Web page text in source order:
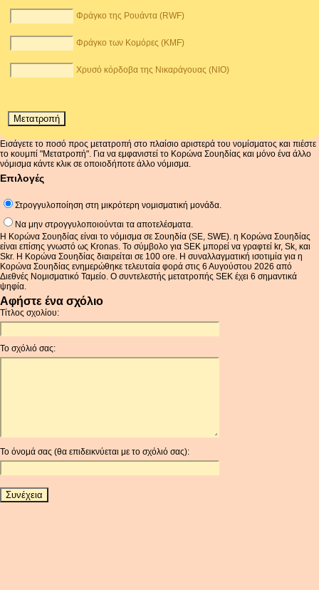
Φράγκο της Ρουάντα (RWF)
Φράγκο των Κομόρες (KMF)
Χρυσό κόρδοβα της Νικαράγουας (NIO)
Εισάγετε το ποσό προς μετατροπή στο πλαίσιο αριστερά του νομίσματος και πιέστε
το κουμπί "Μετατροπή". Για να εμφανιστεί το Κορώνα Σουηδίας και μόνο ένα άλλο
νόμισμα κάντε κλικ σε οποιοδήποτε άλλο νόμισμα.
Επιλογές
Στρογγυλοποίηση στη μικρότερη νομισματική μονάδα.
Να μην στρογγυλοποιούνται τα αποτελέσματα.
Η Κορώνα Σουηδίας είναι το νόμισμα σε Σουηδία (SE, SWE). η Κορώνα Σουηδίας
είναι επίσης γνωστό ως Kronas. Το σύμβολο για SEK μπορεί να γραφτεί kr, Sk, και
Skr. Η Κορώνα Σουηδίας διαιρείται σε 100 ore. Η συναλλαγματική ισοτιμία για η
Κορώνα Σουηδίας ενημερώθηκε τελευταία φορά στις 6 Αυγούστου 2026 από
Διεθνές Νομισματικό Ταμείο. Ο συντελεστής μετατροπής SEK έχει 6 σημαντικά
ψηφία.
Αφήστε ένα σχόλιο
Τίτλος σχολίου:
Το σχόλιό σας:
Το όνομά σας (θα επιδεικνύεται με το σχόλιό σας):